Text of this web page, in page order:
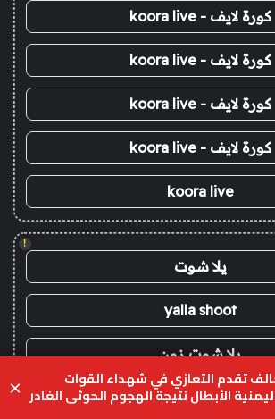
كورة لايف - koora live
كورة لايف - koora live
كورة لايف - koora live
كورة لايف - koora live
koora live
!
يلا شوت
yalla shoot
يلا شوت زون
يلا لايف
تقدم التعازي في شهداء القوات
الأبطال نتيجة الهجوم الحوثي الغادر ×